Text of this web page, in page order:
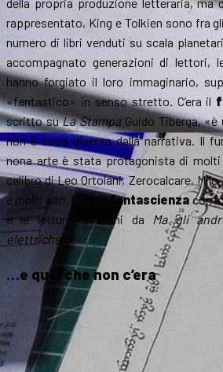
rappresentato, King e Tolkien sono fra
numero di libri venduti su scala
accompagnato generazioni di lettori,
hanno forgiato il loro immaginario,
«fantastico» in senso stretto. C’era il
scritto suLa StampaGuido Tiberga, «è
non è cosa diversa dalla narrativa. Il
nona arte è stata protagonista di
calibro di Leo Ortolani, Zerocalcare, Milo
e molti altri. C’era lafantascienza con
e le letture di brani da
Ma gli
elettriche?
…e quel che non c’era